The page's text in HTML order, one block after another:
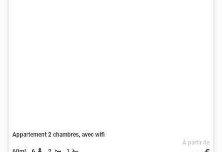
Appartement 2 chambres, avec wifi
À partir de